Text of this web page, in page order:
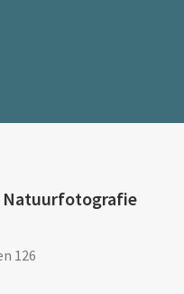
Natuurfotografie
126